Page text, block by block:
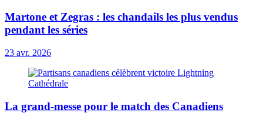
Martone et Zegras : les chandails les plus vendus
pendant les séries
23 avr. 2026
La grand-messe pour le match des Canadiens